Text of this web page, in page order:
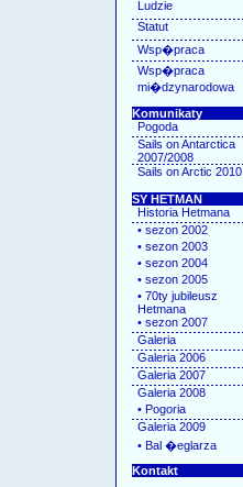
Ludzie
Statut
Wsp�praca
Wsp�praca
mi�dzynarodowa
Komunikaty
Pogoda
Sails on Antarctica
2007/2008
Sails on Arctic 2010
SY HETMAN
Historia Hetmana
• sezon 2002
• sezon 2003
• sezon 2004
• sezon 2005
• 70ty jubileusz
Hetmana
• sezon 2007
Galeria
Galeria 2006
Galeria 2007
Galeria 2008
• Pogoria
Galeria 2009
• Bal �eglarza
Kontakt